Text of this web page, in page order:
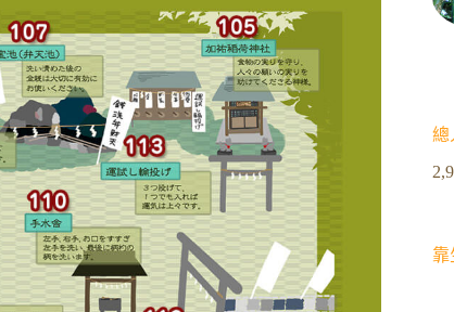
總
靠